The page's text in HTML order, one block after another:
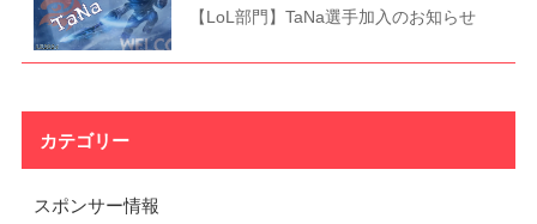
【LoL部門】TaNa選手加入のお知らせ
カテゴリー
スポンサー情報